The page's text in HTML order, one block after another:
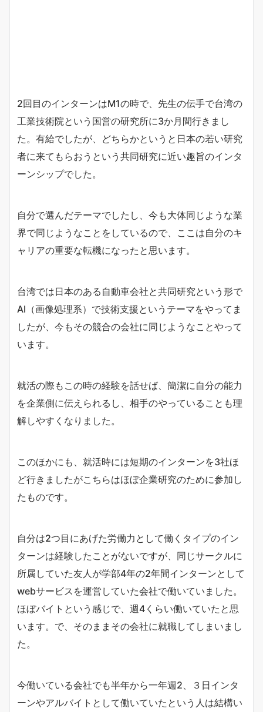
2回目のインターンはM1の時で、先生の伝手で台湾の
工業技術院という国営の研究所に3か月間行きまし
た。有給でしたが、どちらかというと日本の若い研究
者に来てもらおうという共同研究に近い趣旨のインタ
ーンシップでした。
自分で選んだテーマでしたし、今も大体同じような業
界で同じようなことをしているので、ここは自分のキ
ャリアの重要な転機になったと思います。
台湾では日本のある自動車会社と共同研究という形で
AI（画像処理系）で技術支援というテーマをやってま
したが、今もその競合の会社に同じようなことやって
います。
就活の際もこの時の経験を話せば、簡潔に自分の能力
を企業側に伝えられるし、相手のやっていることも理
解しやすくなりました。
このほかにも、就活時には短期のインターンを3社ほ
ど行きましたがこちらはほぼ企業研究のために参加し
たものです。
自分は2つ目にあげた労働力として働くタイプのイン
ターンは経験したことがないですが、同じサークルに
所属していた友人が学部4年の2年間インターンとして
webサービスを運営していた会社で働いていました。
ほぼバイトという感じで、週4くらい働いていたと思
います。で、そのままその会社に就職してしまいまし
た。
今働いている会社でも半年から一年週2、３日インタ
ーンやアルバイトとして働いていたという人は結構い